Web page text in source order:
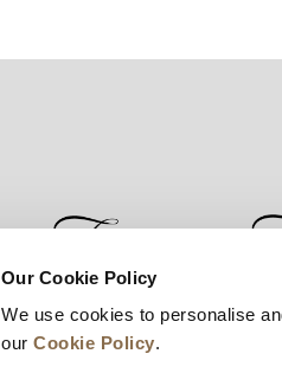
Our Cookie Policy
We use cookies to personalise
ourCookie Policy.
业务拓展 工作机会